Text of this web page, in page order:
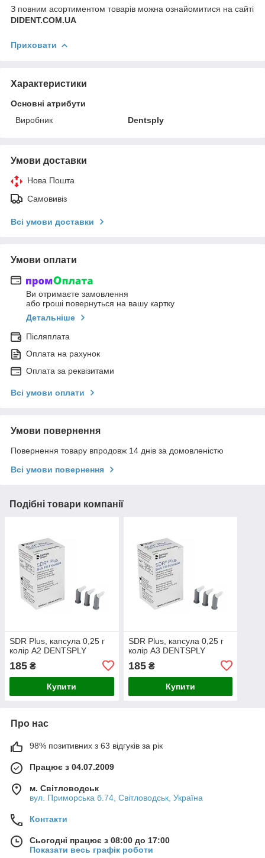
З повним асортиментом товарів можна ознайомитися на сайті
DIDENT.COM.UA
Приховати
Характеристики
Основні атрибути
Виробник
Dentsply
Умови доставки
Нова Пошта
Самовивіз
Всі умови доставки
Умови оплати
Ви отримаєте замовлення
або гроші повернуться на вашу картку
Детальніше
Післяплата
Оплата на рахунок
Оплата за реквізитами
Всі умови оплати
Умови повернення
Повернення товару впродовж 14 днів за домовленістю
Всі умови повернення
Подібні товари компанії
SDR Plus, капсула 0,25 г
колір А2 DENTSPLY
185 ₴
Купити
SDR Plus, капсула 0,25 г
колір А3 DENTSPLY
185₴
Купити
Про нас
98% позитивних з 63 відгуків за рік
Працює з 04.07.2009
м. Світловодськ
вул. Приморська б.74, Світловодськ, Україна
Контакти
Сьогодні працює з 08:00 до 17:00
Показати весь графік роботи